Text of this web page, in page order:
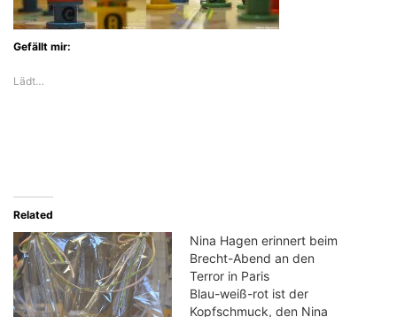
Gefällt mir:
Lädt…
Related
Nina Hagen erinnert beim
Brecht-Abend an den
Terror in Paris
Blau-weiß-rot ist der
Kopfschmuck, den Nina